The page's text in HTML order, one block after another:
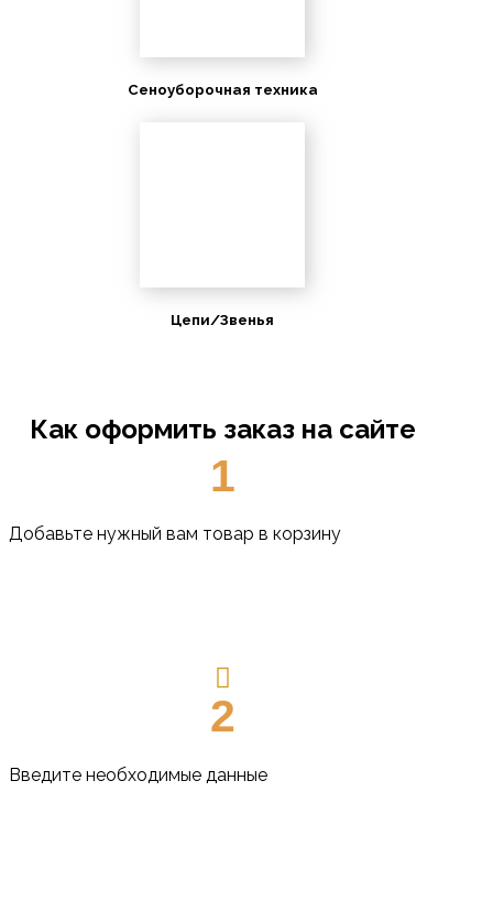
Сеноуборочная техника
Цепи/Звенья
Как оформить заказ на сайте
1
Добавьте нужный вам товар в корзину
2
Введите необходимые данные